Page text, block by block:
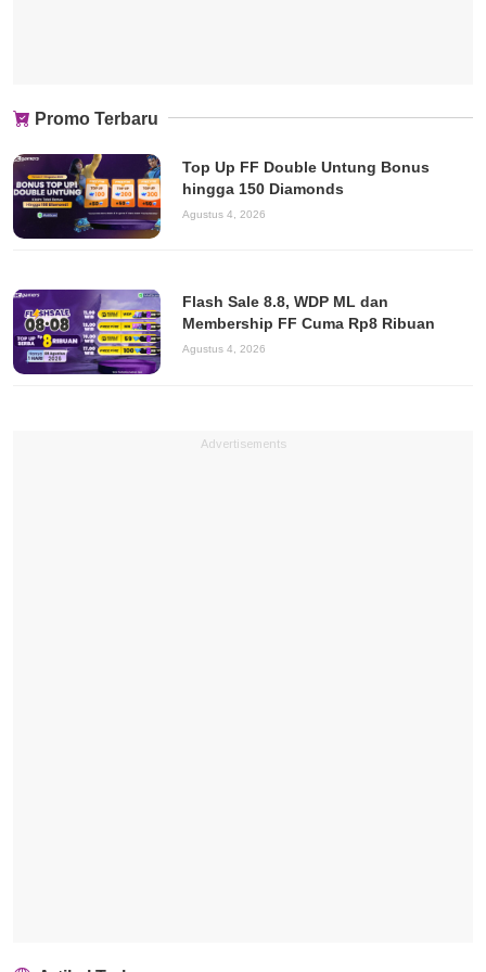
Promo Terbaru
Top Up FF Double Untung Bonus
hingga 150 Diamonds
Agustus 4, 2026
Flash Sale 8.8, WDP ML dan
Membership FF Cuma Rp8 Ribuan
Agustus 4, 2026
Advertisements